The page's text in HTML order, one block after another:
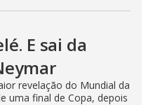
E sai da
revelação do Mundial da
uma final de Copa, depois